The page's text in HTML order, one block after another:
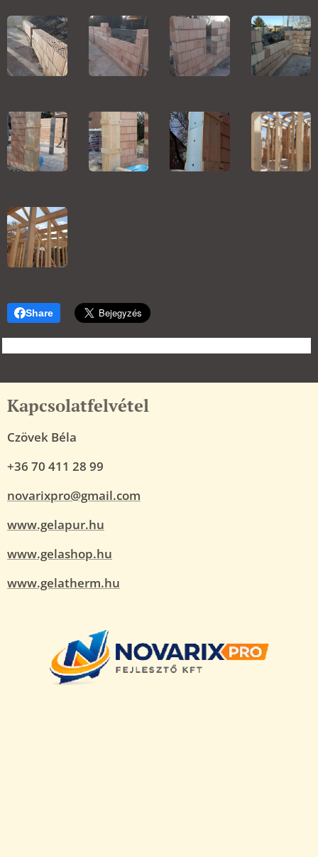
Share
Kapcsolatfelvétel
Czövek Béla
+36 70 411 28 99
novarixpro@gmail.com
www.gelapur.hu
www.gelashop.hu
www.gelatherm.hu